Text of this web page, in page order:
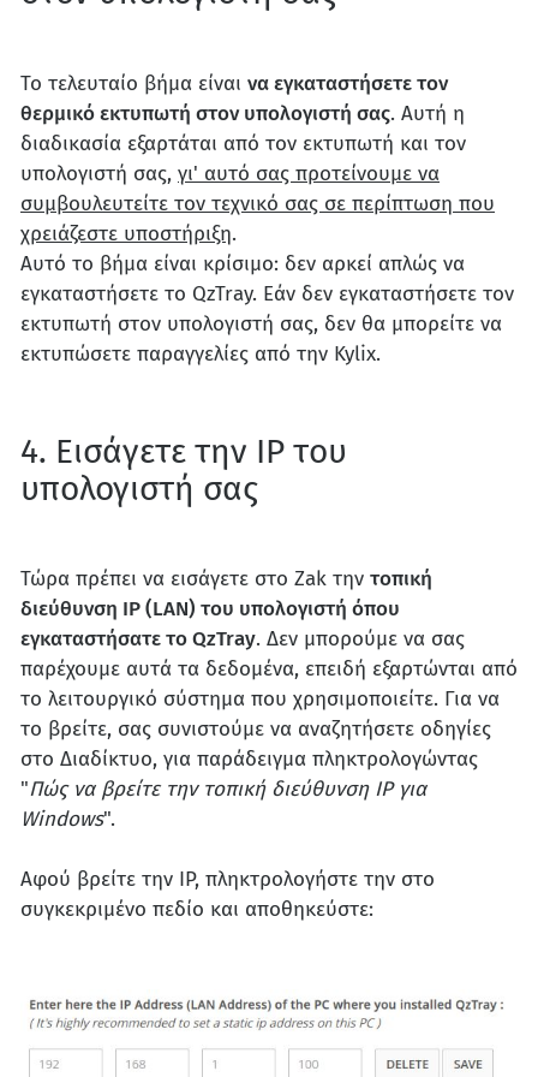
Το τελευταίο βήμα είναι να εγκαταστήσετε τον
θερμικό εκτυπωτή στον υπολογιστή σας. Αυτή η
διαδικασία εξαρτάται από τον εκτυπωτή και τον
υπολογιστή σας, γι' αυτό σας προτείνουμε να
συμβουλευτείτε τον τεχνικό σας σε περίπτωση που
χρειάζεστε υποστήριξη.
Αυτό το βήμα είναι κρίσιμο: δεν αρκεί απλώς να
εγκαταστήσετε το QzTray. Εάν δεν εγκαταστήσετε τον
εκτυπωτή στον υπολογιστή σας, δεν θα μπορείτε να
εκτυπώσετε παραγγελίες από την Kylix.
4. Εισάγετε την IP του
υπολογιστή σας
Τώρα πρέπει να εισάγετε στο Zak την τοπική
διεύθυνση IP (LAN) του υπολογιστή όπου
εγκαταστήσατε το QzTray. Δεν μπορούμε να σας
παρέχουμε αυτά τα δεδομένα, επειδή εξαρτώνται από
το λειτουργικό σύστημα που χρησιμοποιείτε. Για να
το βρείτε, σας συνιστούμε να αναζητήσετε οδηγίες
στο Διαδίκτυο, για παράδειγμα πληκτρολογώντας
"Πώς να βρείτε την τοπική διεύθυνση IP για
Windows".
Αφού βρείτε την IP, πληκτρολογήστε την στο
συγκεκριμένο πεδίο και αποθηκεύστε: